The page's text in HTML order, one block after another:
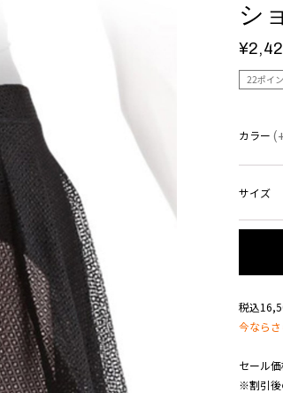
シ
22ポイ
カラー
サイズ
税込
今なら
セール価
※割引後